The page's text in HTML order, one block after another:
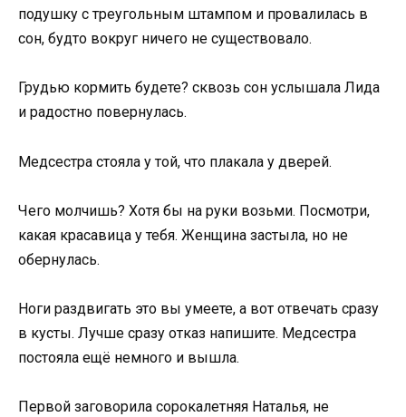
подушку с треугольным штампом и провалилась в
сон, будто вокруг ничего не существовало.
Грудью кормить будете? сквозь сон услышала Лида
и радостно повернулась.
Медсестра стояла у той, что плакала у дверей.
Чего молчишь? Хотя бы на руки возьми. Посмотри,
какая красавица у тебя. Женщина застыла, но не
обернулась.
Ноги раздвигать это вы умеете, а вот отвечать сразу
в кусты. Лучше сразу отказ напишите. Медсестра
постояла ещё немного и вышла.
Первой заговорила сорокалетняя Наталья, не